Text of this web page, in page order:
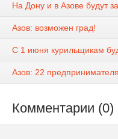
На Дону и в Азове будут
Азов: возможен град!
С 1 июня курильщикам
Азов: 22
Комментарии (0)